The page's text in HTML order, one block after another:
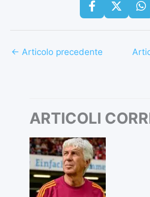
← Articolo precedente
ARTICOLI